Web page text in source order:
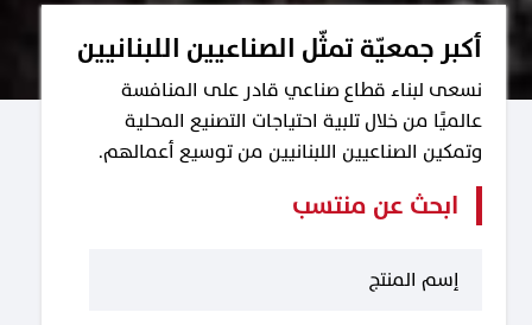
أكبر جمعيّة تمثّل الصناعيين اللبنانيين
نسعى لبناء قطاع صناعي قادر على المنافسة
عالميًا من خلال تلبية احتياجات التصنيع المحلية
وتمكين الصناعيين اللبنانيين من توسيع أعمالهم.
ابحث عن منتسب